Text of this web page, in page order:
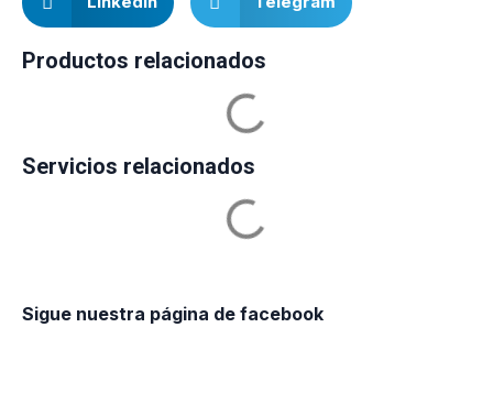
Productos relacionados
Servicios relacionados
Sigue nuestra página de facebook